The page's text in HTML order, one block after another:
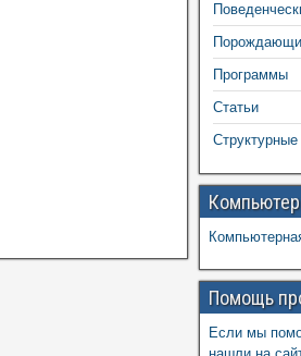
Программы
Статьи
Помощь
Если мы